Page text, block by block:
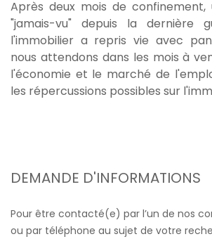
Après deux mois de confinement,
"jamais-vu" depuis la dernière
l'immobilier a repris vie avec
nous attendons dans les mois à
l'économie et le marché de
les répercussions possibles sur
DEMANDE D'INFORMATIONS
Pour être contacté(e) par l’un de nos
ou par téléphone au sujet de votre